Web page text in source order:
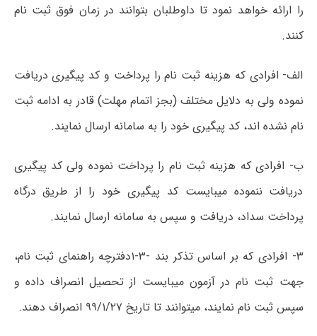
را ارائه خواهد نمود تا داوطلبان بتوانند در زمان فوق ثبت نام
کنند.
الف- افرادی که هزینه ثبت نام را پرداخت و کد پیگیری دریافت
نموده ولی به دلایل مختلف (بجز اتمام مهلت) قادر به ادامه ثبت
نام نشده اند، کد پیگیری خود را به سامانه ارسال نمایند.
ب- افرادی که هزینه ثبت نام را پرداخت نموده ولی کد پیگیری
دریافت ننموده میبایست کد پیگیری خود را از طریق درگاه
پرداخت سداد، دریافت و سپس به سامانه ارسال نمایند.
۳-
افرادی که بر اساس تذکر بند -۳-۱دفترچه راهنمای ثبت نام،
جهت ثبت نام در آزمون میبایست از تحصیل انصراف داده و
سپس ثبت نام نمایند، میتوانند تا تاریخ ۹۹/۱/۲۷ انصراف دهند.